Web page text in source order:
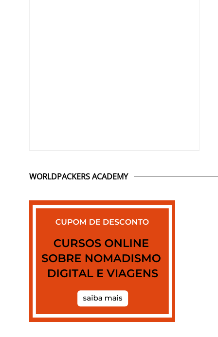
WORLDPACKERS ACADEMY